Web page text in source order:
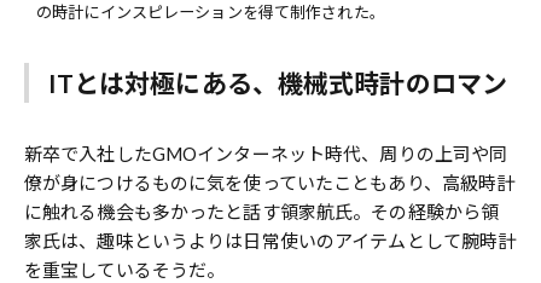
の時計にインスピレーションを得て制作された。
ITとは対極にある、機械式時計のロマン
新卒で入社したGMOインターネット時代、周りの上司や同
僚が身につけるものに気を使っていたこともあり、高級時計
に触れる機会も多かったと話す領家航氏。その経験から領
家氏は、趣味というよりは日常使いのアイテムとして腕時計
を重宝しているそうだ。